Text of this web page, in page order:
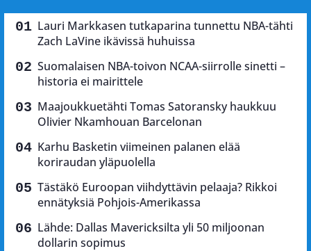
Lauri Markkasen tutkaparina tunnettu NBA-tähti
Zach LaVine ikävissä huhuissa
Suomalaisen NBA-toivon NCAA-siirrolle sinetti –
historia ei mairittele
Maajoukkuetähti Tomas Satoransky haukkuu
Olivier Nkamhouan Barcelonan
Karhu Basketin viimeinen palanen elää
koriraudan yläpuolella
Tästäkö Euroopan viihdyttävin pelaaja? Rikkoi
ennätyksiä Pohjois-Amerikassa
Lähde: Dallas Mavericksilta yli 50 miljoonan
dollarin sopimus